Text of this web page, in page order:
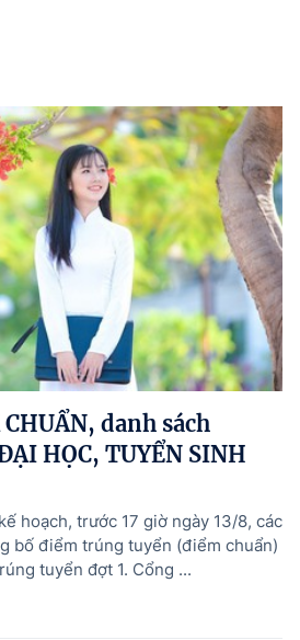
danh sách
HỌC, TUYỂN SINH
hoạch, trước 17 giờ ngày 13/8, các
bố điểm trúng tuyển (điểm chuẩn)
tuyển đợt 1. Cổng ...